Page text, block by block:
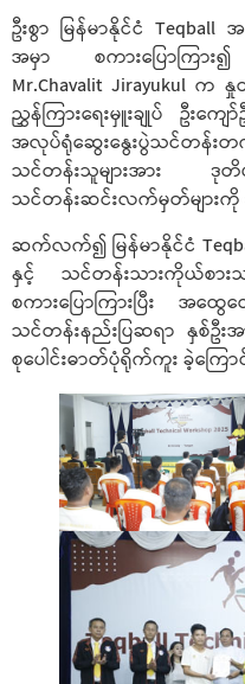
ဦးစွာ မြန်မာနိုင်ငံ Teqball
အမှာ စကားပြောကြား
Mr.Chavalit Jirayukul
ညွှန်ကြားရေးမှူးချုပ် ဦးကျေ
အလုပ်ရုံဆွေးနွေးပွဲသင်တန်း
သင်တန်းသူများအား ဒုတိယဥ
သင်တန်းဆင်းလက်မှတ်များကို
ဆက်လက်၍ မြန်မာနိုင်ငံ
နှင့် သင်တန်းသားကိုယ်စား
စကားပြောကြားပြီး အထွ
သင်တန်းနည်းပြဆရာ နှစ်ဦ
စုပေါင်းဓာတ်ပုံရိုက်ကူး ခဲ့ကြေ